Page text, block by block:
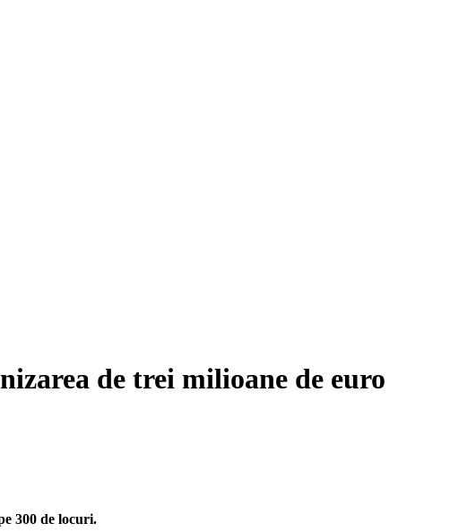
de trei milioane de euro
300 de locuri.